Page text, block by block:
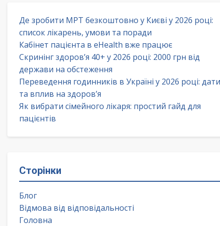
Де зробити МРТ безкоштовно у Києві у 2026 році:
список лікарень, умови та поради
Кабінет пацієнта в eHealth вже працює
Скринінг здоров’я 40+ у 2026 році: 2000 грн від
держави на обстеження
Переведення годинників в Україні у 2026 році: дати
та вплив на здоров’я
Як вибрати сімейного лікаря: простий гайд для
пацієнтів
Сторінки
Блог
Відмова від відповідальності
Головна